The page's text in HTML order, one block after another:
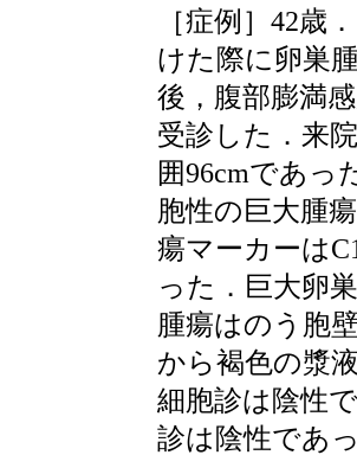
［症例］42歳
けた際に卵巣
後，腹部膨満
受診した．来
囲96cmであっ
胞性の巨大腫
瘍マーカーは
った．巨大卵
腫瘍はのう胞
から褐色の漿
細胞診は陰性
診は陰性であ